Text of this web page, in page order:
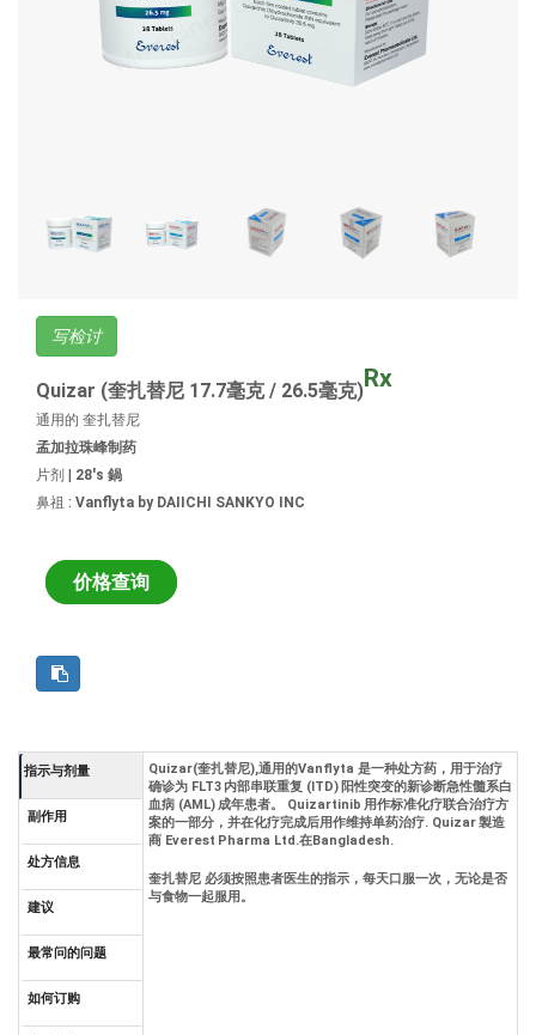
写检讨
Quizar (奎扎替尼 17.7毫克 / 26.5毫克) Rx
通用的 奎扎替尼
孟加拉珠峰制药
片剂 | 28's 鍋
鼻祖 : Vanflyta by DAIICHI SANKYO INC
价格查询
指示与剂量
副作用
处方信息
建议
最常问的问题
如何订购
Quizar(奎扎替尼),通用的Vanflyta 是一种处方药，用于治疗
确诊为 FLT3 内部串联重复 (ITD) 阳性突变的新诊断急性髓系白
血病 (AML) 成年患者。 Quizartinib 用作标准化疗联合治疗方
案的一部分，并在化疗完成后用作维持单药治疗. Quizar 製造
商 Everest Pharma Ltd.在Bangladesh.
奎扎替尼 必须按照患者医生的指示，每天口服一次，无论是否
与食物一起服用。